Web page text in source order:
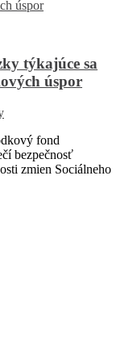
týkajúce sa
úspor
fond
bezpečnosť
zmien Sociálneho